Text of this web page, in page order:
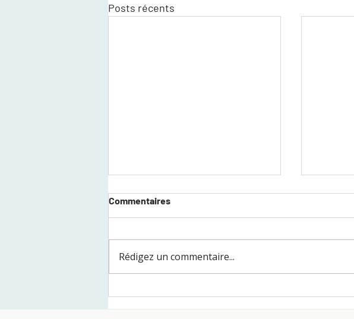
Posts récents
Commentaires
Rédigez un commentaire...